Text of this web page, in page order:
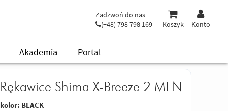
Zadzwoń do nas
(+48) 798 798 169
Koszyk Konto
Akademia Portal
Rękawice Shima X-Breeze 2 MEN
kolor: BLACK